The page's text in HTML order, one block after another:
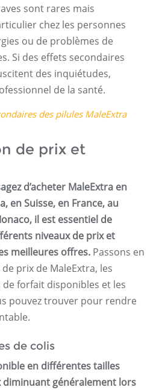
sont rares mais
chez les personnes
ou de problèmes de
Si des effets secondaires
des inquiétudes,
de la santé.
des pilules MaleExtra
de prix et
d’acheter MaleExtra en
en Suisse, en France, au
il est essentiel de
niveaux de prix et
meilleures offres. Passons en
prix de MaleExtra, les
forfait disponibles et les
pouvez trouver pour rendre
de colis
en différentes tailles
diminuant généralement lors